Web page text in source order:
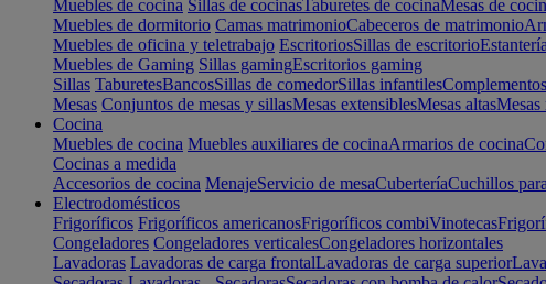
Muebles de cocina Sillas de cocinasTaburetes de cocinaMesas de
Muebles de dormitorio Camas matrimonioCabeceros de matrimonio
Muebles de oficina y teletrabajo EscritoriosSillas de escritorio
Muebles de Gaming Sillas gamingEscritorios gaming
Sillas TaburetesBancosSillas de comedorSillas infantiles
Mesas Conjuntos de mesas y sillasMesas extensiblesMesas altasMesas
Cocina
Muebles de cocina Muebles auxiliares de cocinaArmarios de cocina
Cocinas a medida
Accesorios de cocina MenajeServicio de mesaCuberteríaCuchillos
Electrodomésticos
Frigoríficos Frigoríficos americanosFrigoríficos combiVinotecas
Congeladores Congeladores verticalesCongeladores horizontales
Lavadoras Lavadoras de carga frontalLavadoras de carga superior